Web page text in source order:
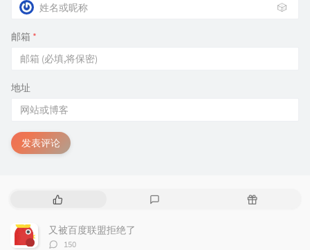
🎲
邮箱 *
地址
发表评论
热
文
章
随
又被百度联盟拒绝了
评
150